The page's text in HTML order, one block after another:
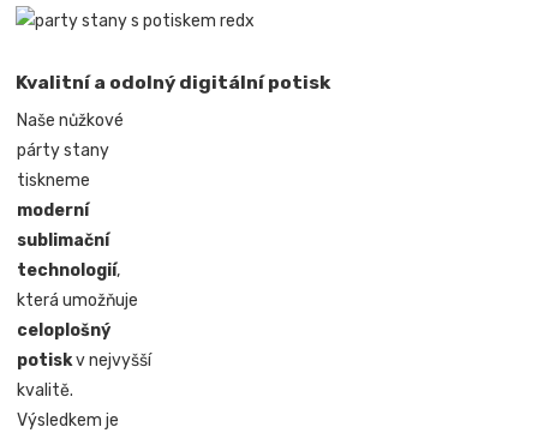
Kvalitní a odolný digitální potisk
Naše nůžkové
párty stany
tiskneme
moderní
sublimační
technologií,
která umožňuje
celoplošný
potiskv nejvyšší
kvalitě.
Výsledkem je